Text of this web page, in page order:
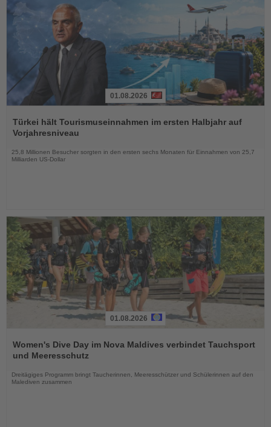
Sie
die
Nachrichten
01.08.2026
Türkei hält Tourismuseinnahmen im ersten Halbjahr auf
Vorjahresniveau
25,8 Millionen Besucher sorgten in den ersten sechs Monaten für Einnahmen von 25,7
Milliarden US-Dollar
Sie
die
01.08.2026
Women's Dive Day im Nova Maldives verbindet Tauchsport
und Meeresschutz
Dreitägiges Programm bringt Taucherinnen, Meeresschützer und Schülerinnen auf den
Malediven zusammen